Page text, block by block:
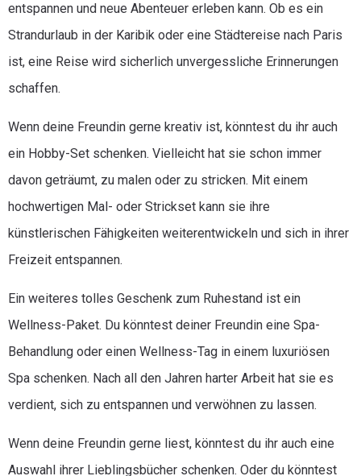
entspannen und neue Abenteuer erleben kann. Ob es ein
Strandurlaub in der Karibik oder eine Städtereise nach Paris
ist, eine Reise wird sicherlich unvergessliche Erinnerungen
schaffen.
Wenn deine Freundin gerne kreativ ist, könntest du ihr auch
ein Hobby-Set schenken. Vielleicht hat sie schon immer
davon geträumt, zu malen oder zu stricken. Mit einem
hochwertigen Mal- oder Strickset kann sie ihre
künstlerischen Fähigkeiten weiterentwickeln und sich in ihrer
Freizeit entspannen.
Ein weiteres tolles Geschenk zum Ruhestand ist ein
Wellness-Paket. Du könntest deiner Freundin eine Spa-
Behandlung oder einen Wellness-Tag in einem luxuriösen
Spa schenken. Nach all den Jahren harter Arbeit hat sie es
verdient, sich zu entspannen und verwöhnen zu lassen.
Wenn deine Freundin gerne liest, könntest du ihr auch eine
Auswahl ihrer Lieblingsbücher schenken. Oder du könntest